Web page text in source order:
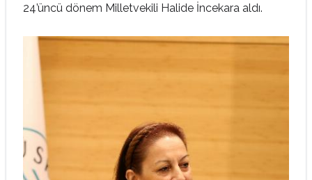
24’üncü dönem Milletvekili Halide İncekara aldı.